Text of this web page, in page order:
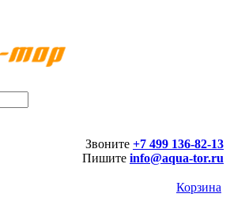
Звоните +7 499 136-82-13
Пишите info@aqua-tor.ru
Корзина